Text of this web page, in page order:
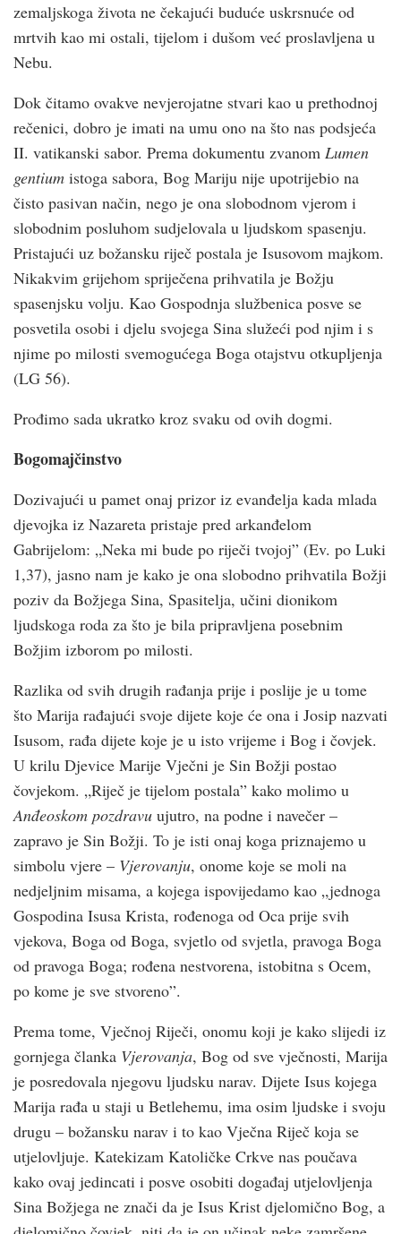
zemaljskoga života ne čekajući buduće uskrsnuće od
mrtvih kao mi ostali, tijelom i dušom već proslavljena u
Nebu.
Dok čitamo ovakve nevjerojatne stvari kao u prethodnoj
rečenici, dobro je imati na umu ono na što nas podsjeća
II. vatikanski sabor. Prema dokumentu zvanom Lumen
gentium istoga sabora, Bog Mariju nije upotrijebio na
čisto pasivan način, nego je ona slobodnom vjerom i
slobodnim posluhom sudjelovala u ljudskom spasenju.
Pristajući uz božansku riječ postala je Isusovom majkom.
Nikakvim grijehom spriječena prihvatila je Božju
spasenjsku volju. Kao Gospodnja službenica posve se
posvetila osobi i djelu svojega Sina služeći pod njim i s
njime po milosti svemogućega Boga otajstvu otkupljenja
(LG 56).
Prođimo sada ukratko kroz svaku od ovih dogmi.
Bogomajčinstvo
Dozivajući u pamet onaj prizor iz evanđelja kada mlada
djevojka iz Nazareta pristaje pred arkanđelom
Gabrijelom: „Neka mi bude po riječi tvojoj” (Ev. po Luki
1,37), jasno nam je kako je ona slobodno prihvatila Božji
poziv da Božjega Sina, Spasitelja, učini dionikom
ljudskoga roda za što je bila pripravljena posebnim
Božjim izborom po milosti.
Razlika od svih drugih rađanja prije i poslije je u tome
što Marija rađajući svoje dijete koje će ona i Josip nazvati
Isusom, rađa dijete koje je u isto vrijeme i Bog i čovjek.
U krilu Djevice Marije Vječni je Sin Božji postao
čovjekom. „Riječ je tijelom postala” kako molimo u
Anđeoskom pozdravu ujutro, na podne i navečer –
zapravo je Sin Božji. To je isti onaj koga priznajemo u
simbolu vjere – Vjerovanju, onome koje se moli na
nedjeljnim misama, a kojega ispovijedamo kao „jednoga
Gospodina Isusa Krista, rođenoga od Oca prije svih
vjekova, Boga od Boga, svjetlo od svjetla, pravoga Boga
od pravoga Boga; rođena nestvorena, istobitna s Ocem,
po kome je sve stvoreno”.
Prema tome, Vječnoj Riječi, onomu koji je kako slijedi iz
gornjega članka Vjerovanja, Bog od sve vječnosti, Marija
je posredovala njegovu ljudsku narav. Dijete Isus kojega
Marija rađa u staji u Betlehemu, ima osim ljudske i svoju
drugu – božansku narav i to kao Vječna Riječ koja se
utjelovljuje. Katekizam Katoličke Crkve nas poučava
kako ovaj jedincati i posve osobiti događaj utjelovljenja
Sina Božjega ne znači da je Isus Krist djelomično Bog, a